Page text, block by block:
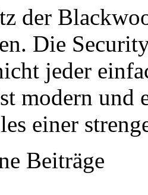
Es
neue
die
und
der
Die
jeder
modern und
einer
Beiträge